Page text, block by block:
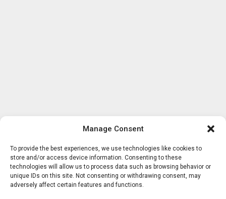
Manage Consent
To provide the best experiences, we use technologies like cookies to
store and/or access device information. Consenting to these
technologies will allow us to process data such as browsing behavior or
unique IDs on this site. Not consenting or withdrawing consent, may
adversely affect certain features and functions.